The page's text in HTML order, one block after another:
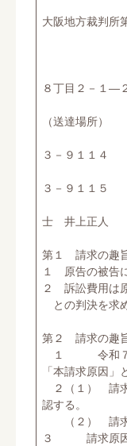
大阪地方裁判
〒５
大阪
８丁目２－１―
夕陽
（送達場所）
電
３－９１１４
ＦＡ
３－９１１５
被告
士 井上正人
第１ 請求の趣
１ 原告の被告
２ 訴訟費用は
との判決を求
第２ 請求の趣
１ 令和７年
「本請求原因」
２（１） 請
認する。
（２） 請求
３ 請求原因